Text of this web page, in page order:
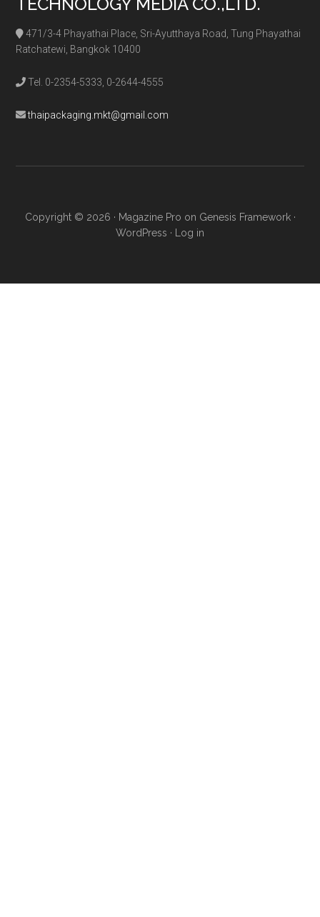
471/3-4 Phayathai Place, Sri-Ayutthaya Road, Tung Phayathai
Ratchatewi, Bangkok 10400
Tel. 0-2354-5333, 0-2644-4555
thaipackaging.mkt@gmail.com
Copyright © 2026 · Magazine Pro on Genesis Framework·
WordPress · Log in